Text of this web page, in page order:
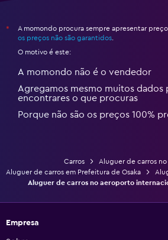
*
A momondo procura sempre apresentar
os preços não são garantidos.
O motivo é este:
A momondo não é o vendedor
Agregamos mesmo muitos dados
encontrares o que procuras
Porque não são os preços 100%
Carros
Aluguer de carros no
Aluguer de carros em Prefeitura de Osaka
Aluguer de carros no aeroporto
Empresa